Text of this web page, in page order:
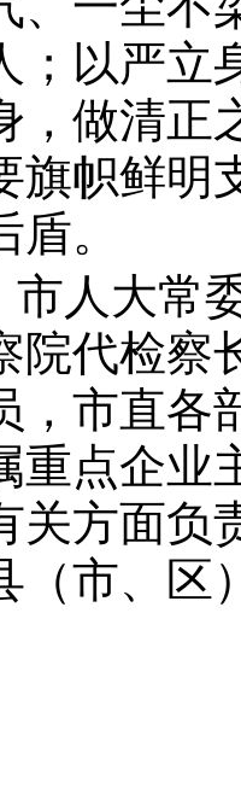
；以严立
，做清正
旗帜鲜明
盾。
市人大常
院代检察
，市直各
重点企业
关方面负
（市、区